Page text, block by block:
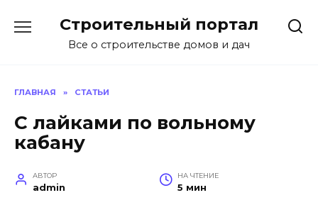
содержанию
Строительный портал
Все о строительстве домов и дач
ГЛАВНАЯ » СТАТЬИ
С лайками по вольному
кабану
АВТОР
admin
НА ЧТЕНИЕ
5 мин